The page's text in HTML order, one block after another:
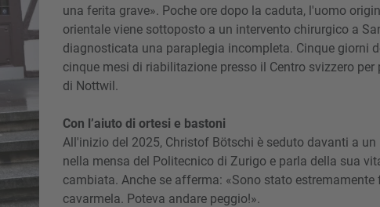
una ferita grave». Poche ore dopo la caduta, l'uomo
orientale viene sottoposto a un intervento chirurgico a
diagnosticata una paraplegia incompleta. Cinque giorni
cinque mesi di riabilitazione presso il Centro svizzero per
di Nottwil.
Con l’aiuto di ortesi e bastoni
All'inizio del 2025, Christof Bötschi è seduto davanti a
nella mensa del Politecnico di Zurigo e parla della sua
cambiata. Anche se afferma: «Sono stato estremamente
cavarmela. Poteva andare peggio!».